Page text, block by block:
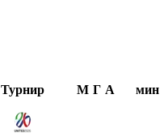
Турнир М Г А мин